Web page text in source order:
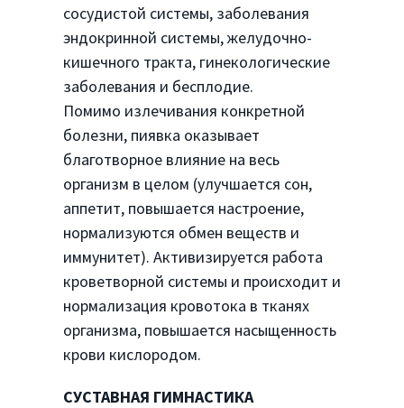
сосудистой системы, заболевания
эндокринной системы, желудочно-
кишечного тракта, гинекологические
заболевания и бесплодие.
Помимо излечивания конкретной
болезни, пиявка оказывает
благотворное влияние на весь
организм в целом (улучшается сон,
аппетит, повышается настроение,
нормализуются обмен веществ и
иммунитет). Активизируется работа
кроветворной системы и происходит и
нормализация кровотока в тканях
организма, повышается насыщенность
крови кислородом.
СУСТАВНАЯ ГИМНАСТИКА